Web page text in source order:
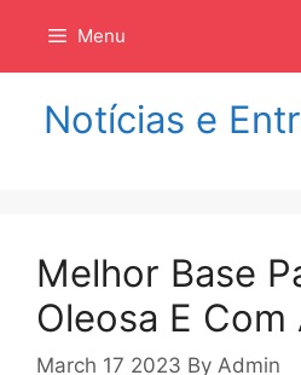
isi
Menu
Notícias e
Melhor Base
Oleosa E Com
March 17 2023 By Admin